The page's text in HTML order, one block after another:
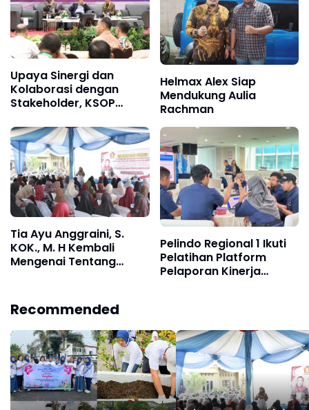
Upaya Sinergi dan
Kolaborasi dengan
Stakeholder, KSOP
Peraturan Bidang
Kepelabuhanan
Helmax Alex Siap
Mendukung Aulia
Rachman
Tia Ayu Anggraini, S.
KOK., M. H Kembali
Mengenai Tentang
Pelindo Regional 1 Ikuti
Pelatihan Platform
Pelaporan Kinerja
Recommended